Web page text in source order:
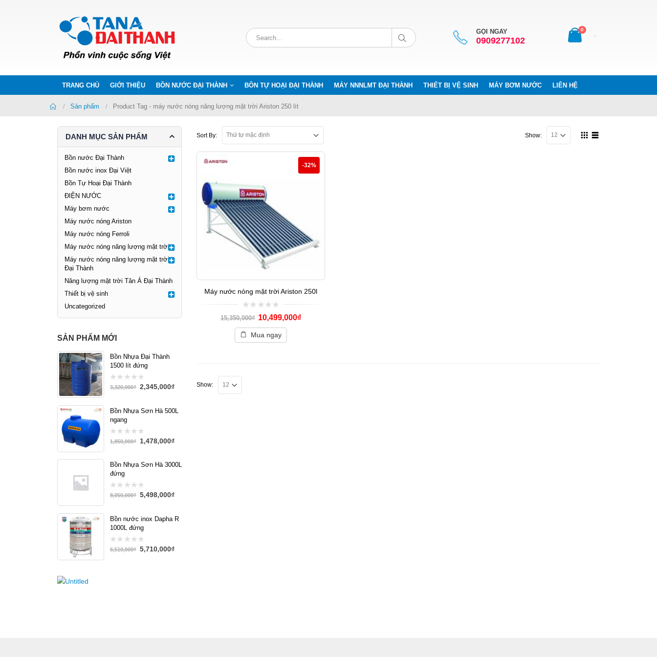
GỌI NGAY
0909277102
0
TRANG CHỦ GIỚI THIỆU BỒN NƯỚC ĐẠI THÀNH BỒN TỰ HOẠI ĐẠI THÀNH MÁY NNNLMT ĐẠI THÀNH THIẾT BỊ VỆ SINH MÁY BƠM NƯỚC LIÊN HỆ
Home
Sản phẩm Product Tag - máy nước nóng năng lượng mặt trời Ariston 250 lít
Sort By: Show:
-32%
Máy nước nóng mặt trời Ariston 250l
0
out
of
5
15,350,000₫ 10,499,000₫
Mua ngay
Show:
DANH MỤC SẢN PHẨM
Bồn nước Đại Thành
Bồn nước inox Đại Việt
Bồn Tự Hoại Đại Thành
ĐIỆN NƯỚC
Máy bơm nước
Máy nước nóng Ariston
Máy nước nóng Ferroli
Máy nước nóng năng lượng mặt trời
Máy nước nóng năng lượng mặt trời
Đại Thành
Năng lượng mặt trời Tân Á Đại Thành
Thiết bị vệ sinh
Uncategorized
SẢN PHẨM MỚI
Bồn Nhựa Đại Thành
1500 lít đứng
0
3,320,000₫ 2,345,000₫
Bồn Nhựa Sơn Hà 500L
ngang
0
1,850,000₫ 1,478,000₫
Bồn Nhựa Sơn Hà 3000L
đứng
0
8,050,000₫ 5,498,000₫
Bồn nước inox Dapha R
1000L đứng
0
6,510,000₫ 5,710,000₫